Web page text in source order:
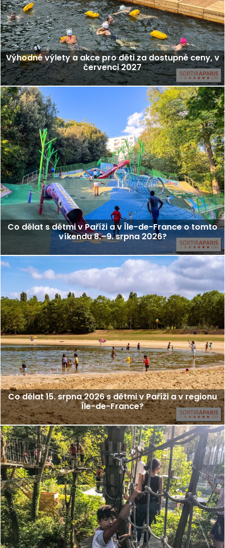
Výhodné výlety a akce pro děti za dostupné ceny, v
červenci 2027
Co dělat s dětmi v Paříži a v Île-de-France o tomto
víkendu 8.–9. srpna 2026?
Co dělat 15. srpna 2026 s dětmi v Paříži a v regionu
Île-de-France?